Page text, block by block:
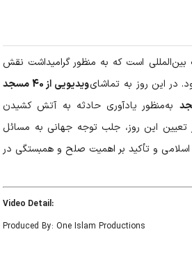
یک مناسبت بین‌المللی است که به منظور گرامیداشت نقش
در این روز به تماشای
ویدیویی از 40 مسجد
به‌منظور یادآوری حادثه به آتش کشیدن
هدف از تعیین این روز، جلب توجه جهانی به مسائل
و تأکید بر اهمیت صلح و همبستگی در
:Video Detail
Produced By: One Islam Productions